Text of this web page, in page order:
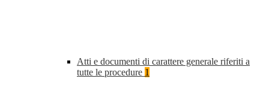
Atti e documenti di carattere generale riferiti a
tutte le procedure 1